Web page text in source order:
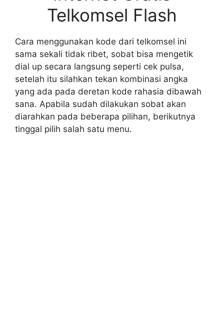
Telkomsel Flash
Cara menggunakan kode dari telkomsel ini
sama sekali tidak ribet, sobat bisa mengetik
dial up secara langsung seperti cek pulsa,
setelah itu silahkan tekan kombinasi angka
yang ada pada deretan kode rahasia dibawah
sana. Apabila sudah dilakukan sobat akan
diarahkan pada beberapa pilihan, berikutnya
tinggal pilih salah satu menu.